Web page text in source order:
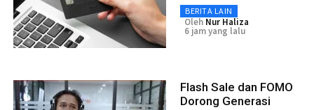
BERITA LAIN
Oleh Nur Haliza
6 jam yang lalu
Flash Sale dan FOMO
Dorong Generasi